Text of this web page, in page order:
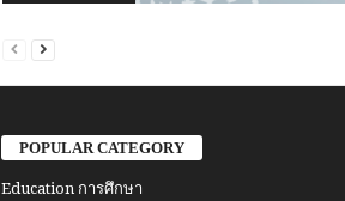
POPULAR CATEGORY
Education การศึกษา